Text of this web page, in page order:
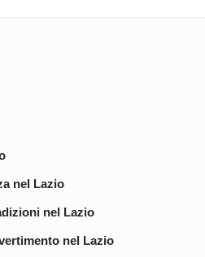
nel Lazio
nel Lazio
nel Lazio